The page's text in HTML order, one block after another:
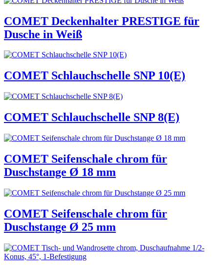
COMET Deckenhalter PRESTIGE für
Dusche in Weiß
COMET Schlauchschelle SNP 10(E)
COMET Schlauchschelle SNP 8(E)
COMET Seifenschale chrom für
Duschstange Ø 18 mm
COMET Seifenschale chrom für
Duschstange Ø 25 mm